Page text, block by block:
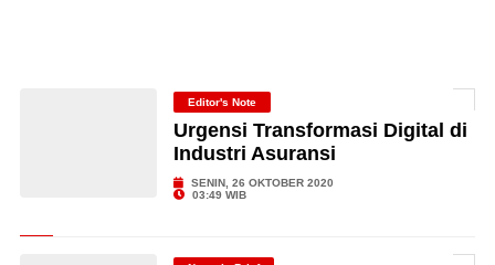
Editor's Note
Urgensi Transformasi Digital di
Industri Asuransi
SENIN, 26 OKTOBER 2020
03:49 WIB